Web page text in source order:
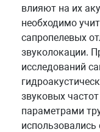
влияют на их
необходимо
сапропелевых
звуколокации.
исследований
звуковых
параметрами